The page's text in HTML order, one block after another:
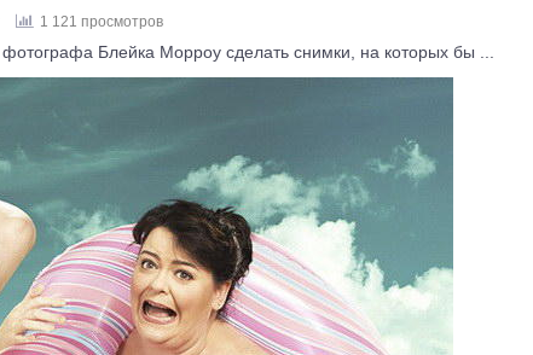
1 121 просмотров
Блейка Морроу сделать снимки, на которых бы ...